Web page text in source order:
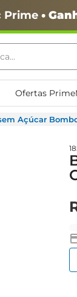
Prime•
Ofertas Prime
Açúcar